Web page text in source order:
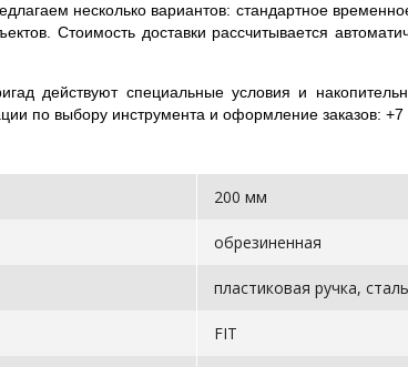
несколько вариантов: стандартное
Стоимость доставки рассчитывается
действуют специальные условия и
по выбору инструмента и оформление заказов:
200 мм
обрезиненная
пластиковая ручка, сталь
FIT